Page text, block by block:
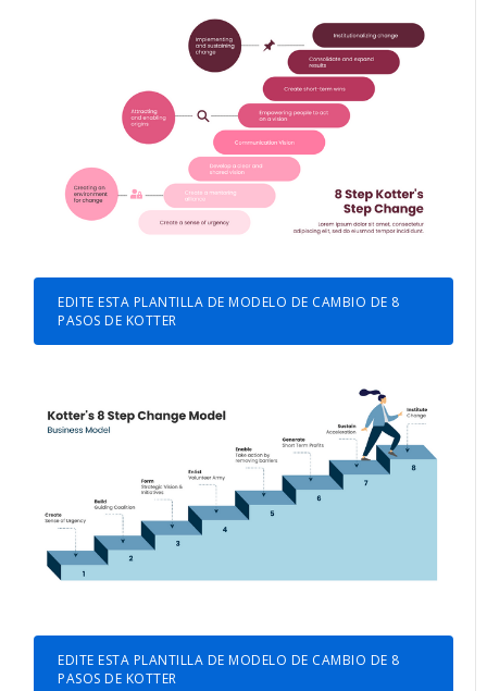
EDITE ESTA PLANTILLA DE MODELO DE CAMBIO DE 8
PASOS DE KOTTER
EDITE ESTA PLANTILLA DE MODELO DE CAMBIO DE 8
PASOS DE KOTTER